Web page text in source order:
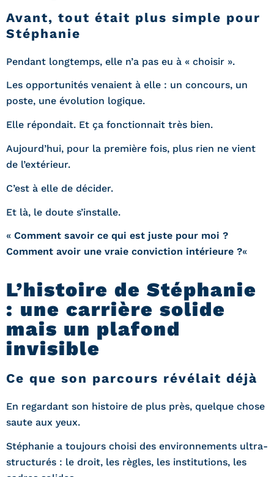
Avant, tout était plus simple pour
Stéphanie
Pendant longtemps, elle n’a pas eu à « choisir ».
Les opportunités venaient à elle : un concours, un
poste, une évolution logique.
Elle répondait. Et ça fonctionnait très bien.
Aujourd’hui, pour la première fois, plus rien ne vient
de l’extérieur.
C’est à elle de décider.
Et là, le doute s’installe.
« Comment savoir ce qui est juste pour moi ?
Comment avoir une vraie conviction intérieure ?«
L’histoire de Stéphanie
: une carrière solide
mais un plafond
invisible
Ce que son parcours révélait déjà
En regardant son histoire de plus près, quelque chose
saute aux yeux.
Stéphanie a toujours choisi des environnements ultra-
structurés : le droit, les règles, les institutions, les